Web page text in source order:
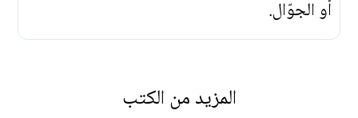
أو الجوّال.
المزيد من الكتب